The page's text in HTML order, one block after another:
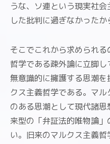
うな、ソ連という現実社
した批判に過ぎなかったか
そこでこれから求められ
哲学である疎外論に立脚
無意識的に擁護する思潮
クス主義哲学である。マ
のある思潮として現代諸
来型の「弁証法的唯物論
い。旧来のマルクス主義